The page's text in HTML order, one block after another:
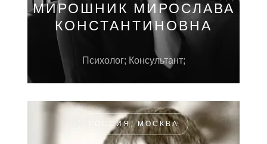
МИРОШНИК МИРОСЛАВА
КОНСТАНТИНОВНА
Психолог; Консультант;
РОССИЯ, МОСКВА